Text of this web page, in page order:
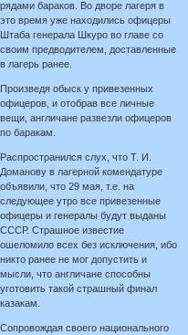
рядами бараков. Во дворе лагеря в
это время уже находились офицеры
Штаба генерала Шкуро во главе со
своим предводителем, доставленные
в лагерь ранее.
Произведя обыск у привезенных
офицеров, и отобрав все личные
вещи, англичане развезли офицеров
по баракам.
Распространился слух, что Т. И.
Доманову в лагерной комендатуре
объявили, что 29 мая, т.е. на
следующее утро все привезенные
офицеры и генералы будут выданы
СССР. Страшное известие
ошеломило всех без исключения, ибо
никто ранее не мог допустить и
мысли, что англичане способны
уготовить такой страшный финал
казакам.
Сопровождая своего национального